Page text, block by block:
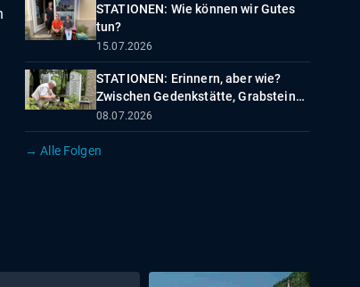
STATIONEN: Wie können wir Gutes
tun?
15.07.2026
STATIONEN: Erinnern, aber wie?
Zwischen Gedenkstätte, Grabstein
und digitalem Gedächtnis
08.07.2026
→ Alle Folgen